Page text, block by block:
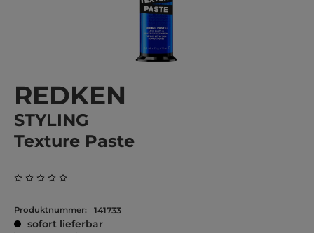
REDKEN
STYLING
Texture Paste
Produktnummer: 141733
sofort lieferbar